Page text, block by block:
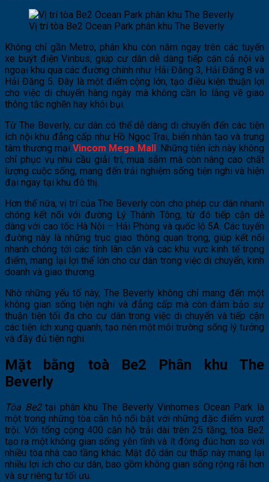
Vị trí tòa Be2 Ocean Park phân khu The Beverly
Không chỉ gần Metro, phân khu còn nằm ngay trên các tuyến
xe buýt điện Vinbus, giúp cư dân dễ dàng tiếp cận cả nội và
ngoại khu qua các đường chính như Hải Đăng 3, Hải Đăng 8 và
Hải Đăng 5. Đây là một điểm cộng lớn, tạo điều kiện thuận lợi
cho việc di chuyển hàng ngày mà không cần lo lắng về giao
thông tắc nghẽn hay khói bụi​.
Từ The Beverly, cư dân có thể dễ dàng di chuyển đến các tiện
ích nội khu đẳng cấp như Hồ Ngọc Trai, biển nhân tạo và trung
tâm thương mạiVincom Mega Mall. Những tiện ích này không
chỉ phục vụ nhu cầu giải trí, mua sắm mà còn nâng cao chất
lượng cuộc sống, mang đến trải nghiệm sống tiện nghi và hiện
đại ngay tại khu đô thị​.
Hơn thế nữa, vị trí của The Beverly còn cho phép cư dân nhanh
chóng kết nối với đường Lý Thánh Tông, từ đó tiếp cận dễ
dàng với cao tốc Hà Nội – Hải Phòng và quốc lộ 5A. Các tuyến
đường này là những trục giao thông quan trọng, giúp kết nối
nhanh chóng tới các tỉnh lân cận và các khu vực kinh tế trọng
điểm, mang lại lợi thế lớn cho cư dân trong việc di chuyển, kinh
doanh và giao thương​.
Nhờ những yếu tố này, The Beverly không chỉ mang đến một
không gian sống tiện nghi và đẳng cấp mà còn đảm bảo sự
thuận tiện tối đa cho cư dân trong việc di chuyển và tiếp cận
các tiện ích xung quanh, tạo nên một môi trường sống lý tưởng
và đầy đủ tiện nghi​.
Mặt bằng toà Be2 Phân khu The
Beverly
Tòa Be2tại phân khu The Beverly Vinhomes Ocean Park là
một trong những tòa căn hộ nổi bật với những đặc điểm vượt
trội. Với tổng cộng 400 căn hộ trải dài trên 25 tầng, tòa Be2
tạo ra một không gian sống yên tĩnh và ít đông đúc hơn so với
nhiều tòa nhà cao tầng khác. Mật độ dân cư thấp này mang lại
nhiều lợi ích cho cư dân, bao gồm không gian sống rộng rãi hơn
và sự riêng tư tối ưu​.